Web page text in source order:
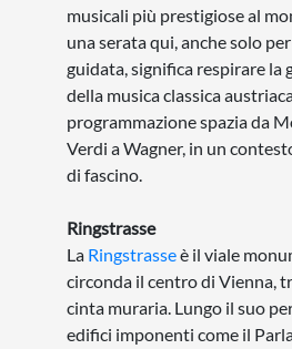
musicali più prestigiose al
una serata qui, anche solo
guidata, significa respirare la
della musica classica
programmazione spazia da
Verdi a Wagner, in un
di fascino.
Ringstrasse
La Ringstrasseè il viale
circonda il centro di Vienna,
cinta muraria. Lungo il suo
edifici imponenti come il